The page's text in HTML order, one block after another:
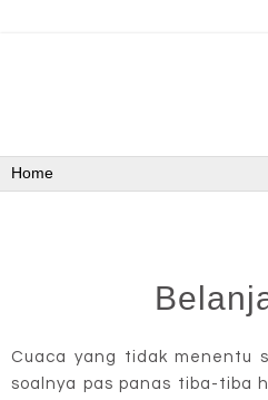
Cuaca yang tidak menentu
soalnya pas panas tiba-tiba